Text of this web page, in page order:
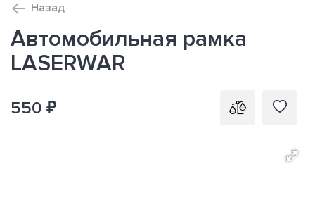
Назад
Автомобильная рамка
LASERWAR
550 ₽